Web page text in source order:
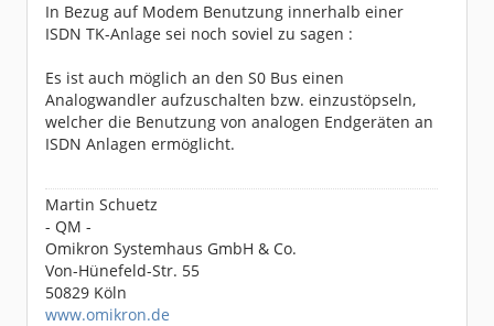
Dabei seit:
08 / 2004
In Bezug auf Modem Benutzung innerhalb einer
ISDN TK-Anlage sei noch soviel zu sagen :
Es ist auch möglich an den S0 Bus einen
Analogwandler aufzuschalten bzw. einzustöpseln,
welcher die Benutzung von analogen Endgeräten an
ISDN Anlagen ermöglicht.
Martin Schuetz
- QM -
Omikron Systemhaus GmbH & Co.
Von-Hünefeld-Str. 55
50829 Köln
www.omikron.de